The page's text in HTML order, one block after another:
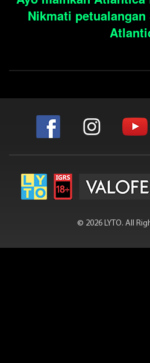
Nikmati
© 2026 LYTO. All